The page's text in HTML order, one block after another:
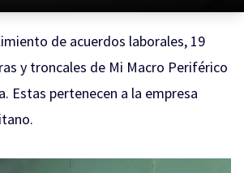
de acuerdos laborales, 19
y troncales de Mi Macro Periférico
Estas pertenecen a la empresa